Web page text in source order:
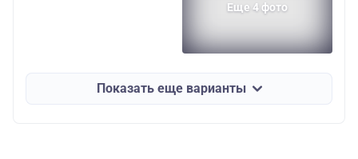
Еще 4 фото
Показать еще варианты